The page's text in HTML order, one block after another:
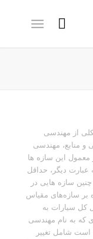
از مهندسی
و منابع، مهندسی
معمول این سازه ها
دارند – به عبارت دیگر، حداقل
چنین سازه هایی در
بر سازه‌های مقیاس
کل سیارات به
که به نام مهندسی
است شامل تغییر